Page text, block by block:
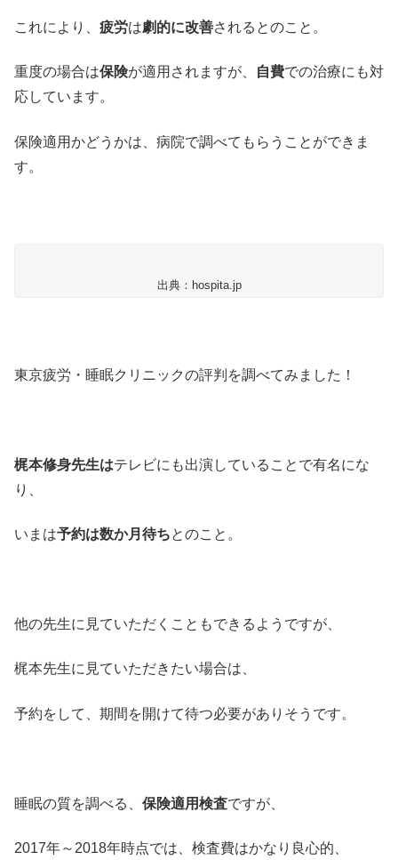
これにより、 疲労は劇的に改善されるとのこと。
重度の場合は保険が適用されますが、 自費での治療にも対
応しています。
保険適用かどうかは、病院で調べてもらうことができま
す。
出典：hospita.jp
東京疲労・睡眠クリニックの評判を調べてみました！
梶本修身先生はテレビにも出演していることで有名にな
り、
いまは予約は数か月待ちとのこと。
他の先生に見ていただくこともできるようですが、
梶本先生に見ていただきたい場合は、
予約をして、期間を開けて待つ必要がありそうです。
睡眠の質を調べる、 保険適用検査ですが、
2017年～2018年時点では、検査費はかなり良心的、